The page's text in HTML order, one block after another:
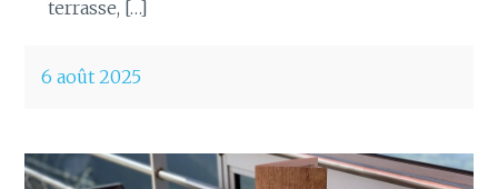
terrasse, […]
6 août 2025